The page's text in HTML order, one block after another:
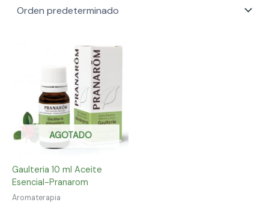
AGOTADO
Gaulteria 10 ml Aceite
Esencial-Pranarom
Aromaterapia